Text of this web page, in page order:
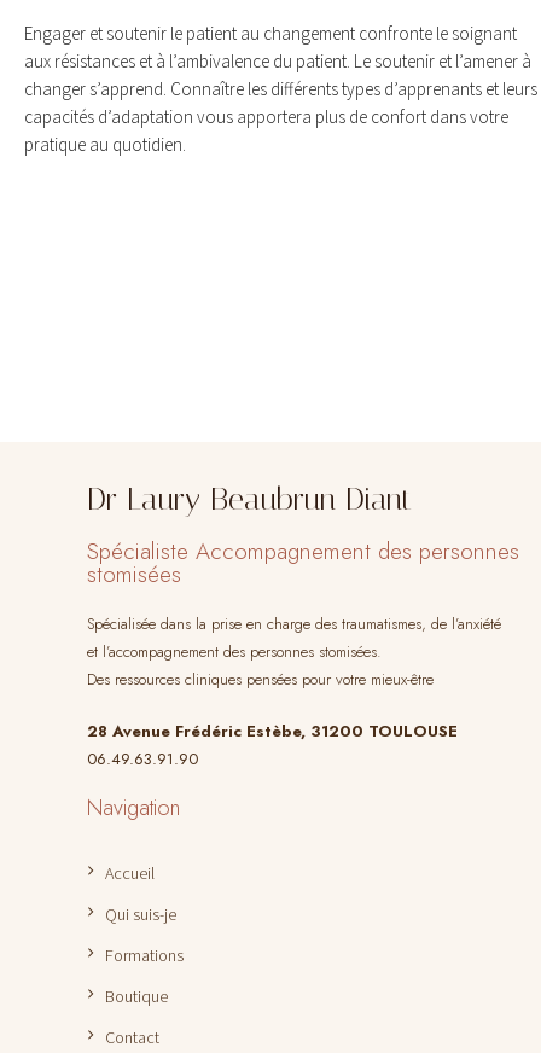
Engager et soutenir le patient au changement confronte le soignant
aux résistances et à l’ambivalence du patient. Le soutenir et l’amener à
changer s’apprend. Connaître les différents types d’apprenants et leurs
capacités d’adaptation vous apportera plus de confort dans votre
pratique au quotidien.
Dr Laury Beaubrun Diant
Spécialiste Accompagnement des personnes
stomisées
Spécialisée dans la prise en charge des traumatismes, de l’anxiété
et l’accompagnement des personnes stomisées.
Des ressources cliniques pensées pour votre mieux-être
28 Avenue Frédéric Estèbe, 31200 TOULOUSE
06.49.63.91.90
Navigation
Accueil
Qui suis-je
Formations
Boutique
Contact